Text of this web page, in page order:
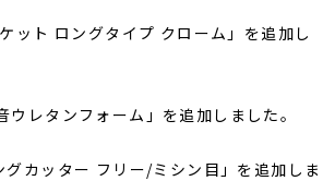
ット ロングタイプ クローム」を追加し
レタンフォーム」を追加しました。
カッター フリー/ミシン目」を追加しま